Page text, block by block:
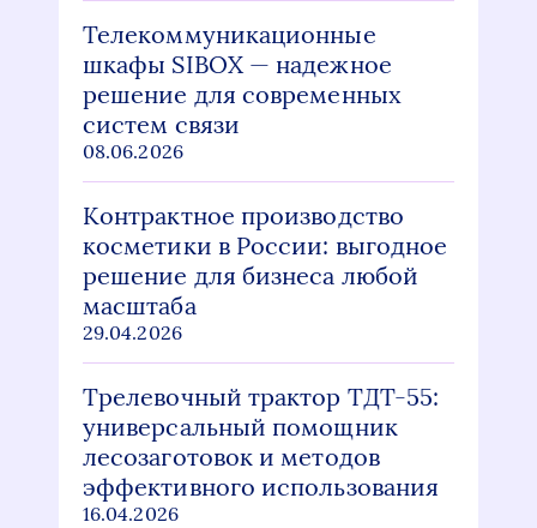
Телекоммуникационные
шкафы SIBOX — надежное
решение для современных
систем связи
08.06.2026
Контрактное производство
косметики в России: выгодное
решение для бизнеса любой
масштаба
29.04.2026
Трелевочный трактор ТДТ-55:
универсальный помощник
лесозаготовок и методов
эффективного использования
16.04.2026